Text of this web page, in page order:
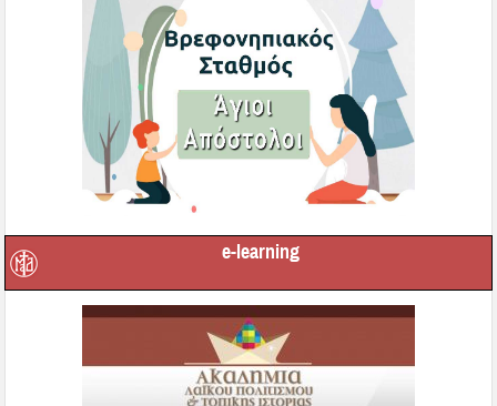
e-learning